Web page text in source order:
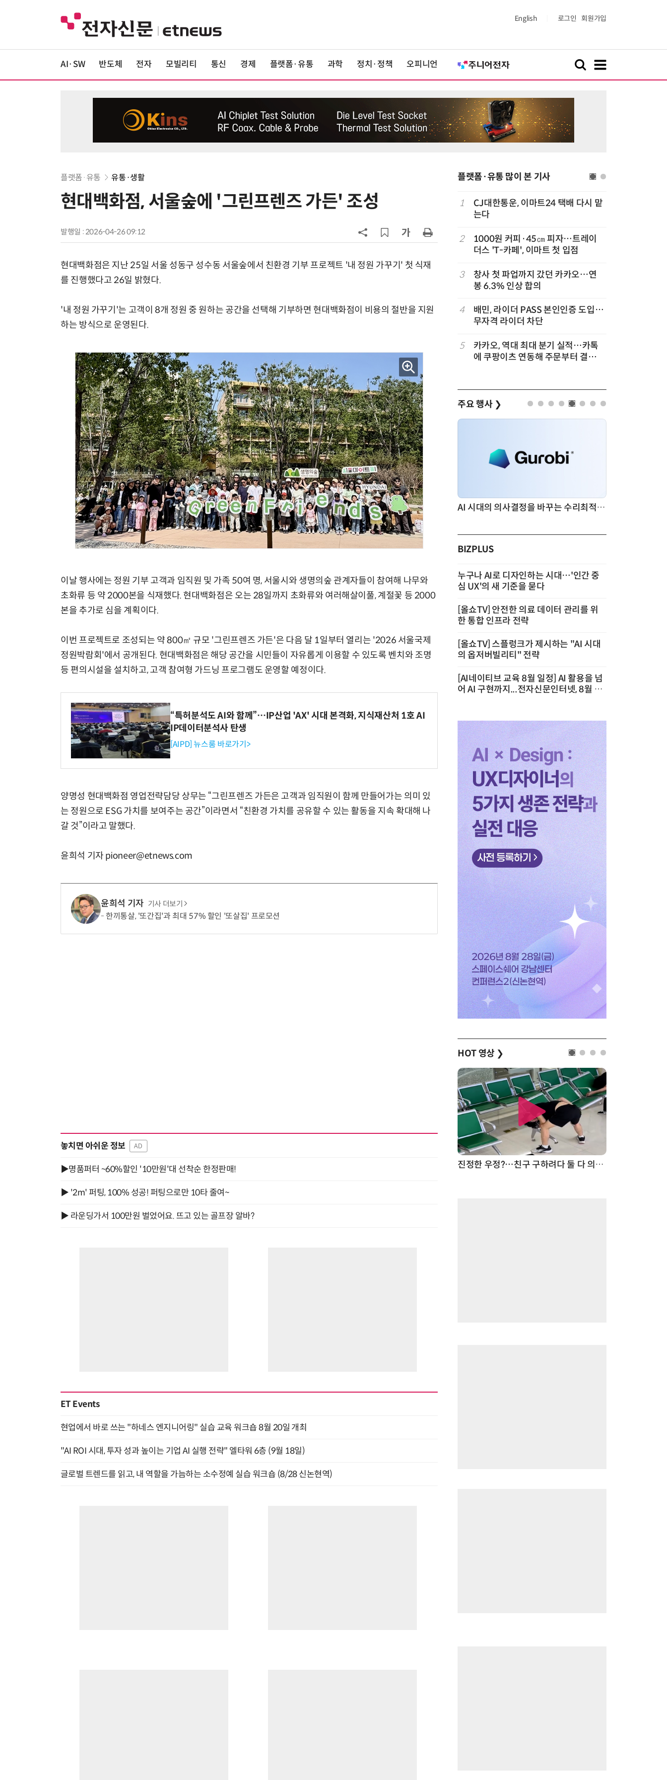
English 로그인 회원가입
AI·SW 반도체 전자 모빌리티 통신 경제 플랫폼·유통 과학 정치·정책 오피니언
플랫폼·유통 유통·생활
현대백화점, 서울숲에 '그린프렌즈 가든' 조성
발행일 : 2026-04-26 09:12
현대백화점은 지난 25일 서울 성동구 성수동 서울숲에서 친환경 기부 프로젝트 '내 정원 가꾸기' 첫 식재
를 진행했다고 26일 밝혔다.
'내 정원 가꾸기'는 고객이 8개 정원 중 원하는 공간을 선택해 기부하면 현대백화점이 비용의 절반을 지원
하는 방식으로 운영된다.
이날 행사에는 정원 기부 고객과 임직원 및 가족 50여 명, 서울시와 생명의숲 관계자들이 참여해 나무와
초화류 등 약 2000본을 식재했다. 현대백화점은 오는 28일까지 초화류와 여러해살이풀, 계절꽃 등 2000
본을 추가로 심을 계획이다.
이번 프로젝트로 조성되는 약 800㎡ 규모 '그린프렌즈 가든'은 다음 달 1일부터 열리는 '2026 서울국제
정원박람회'에서 공개된다. 현대백화점은 해당 공간을 시민들이 자유롭게 이용할 수 있도록 벤치와 조명
등 편의시설을 설치하고, 고객 참여형 가드닝 프로그램도 운영할 예정이다.
“특허분석도 AI와 함께”…IP산업 'AX' 시대 본격화, 지식재산처 1호 AI
IP데이터분석사 탄생
[AIPD] 뉴스룸 바로가기>
양명성 현대백화점 영업전략담당 상무는 “그린프렌즈 가든은 고객과 임직원이 함께 만들어가는 의미 있
는 정원으로 ESG 가치를 보여주는 공간”이라면서 “친환경 가치를 공유할 수 있는 활동을 지속 확대해 나
갈 것”이라고 말했다.
윤희석 기자 pioneer@etnews.com
윤희석 기자 기사 더보기
한끼통살, '또간집'과 최대 57% 할인 '또살집' 프로모션
놓치면 아쉬운 정보 AD
▶명품퍼터 ~60%할인 '10만원'대 선착순 한정판매!
▶ '2m' 퍼팅, 100% 성공! 퍼팅으로만 10타 줄여~
▶ 라운딩가서 100만원 벌었어요. 뜨고 있는 골프장 알바?
ET Events
현업에서 바로 쓰는 "하네스 엔지니어링" 실습 교육 워크숍 8월 20일 개최
"AI ROI 시대, 투자 성과 높이는 기업 AI 실행 전략" 엘타워 6층 (9월 18일)
글로벌 트렌드를 읽고, 내 역할을 가늠하는 소수정예 실습 워크숍 (8/28 신논현역)
플랫폼·유통 많이 본 기사
6
“네쇼라 뜨면 완판”…네이버서 '갤럭
“쿠팡, 7월 결제액 6조1100억 '역대
9
롯데百, 잠실서 첫 '서머마켓' 개최…
1
CJ대한통운, 이마트24 택배 다시 맡
는다
2
1000원 커피·45㎝ 피자…트레이
더스 'T-카페', 이마트 첫 입점
3
창사 첫 파업까지 갔던 카카오…연
봉 6.3% 인상 합의
4
배민, 라이더 PASS 본인인증 도입…
무자격 라이더 차단
5
카카오, 역대 최대 분기 실적…카톡
에 쿠팡이츠 연동해 주문부터 결제까
주요 행사 ❯
체계화 된 데이터가 곧 AI 시대의 경쟁력이다 현업에서 바로 쓰는 "하네스 엔지니어링" 실습 교육 AI 시대의 의사결정을 바꾸는 수리최적화(Optimization): 실제 산업 적용 사례와 활용 전략
BIZPLUS
누구나 AI로 디자인하는 시대…'인간 중
심 UX'의 새 기준을 묻다
[올쇼TV] 안전한 의료 데이터 관리를 위
한 통합 인프라 전략
[올쇼TV] 스플렁크가 제시하는 "AI 시대
의 옵저버빌리티" 전략
[AI네이티브 교육 8월 일정] AI 활용을 넘
어 AI 구현까지...전자신문인터넷, 8월 실
HOT 영상 ❯
진정한 우정?…친구 구하려다 둘 다 의자 틈에 목이 낀 순간